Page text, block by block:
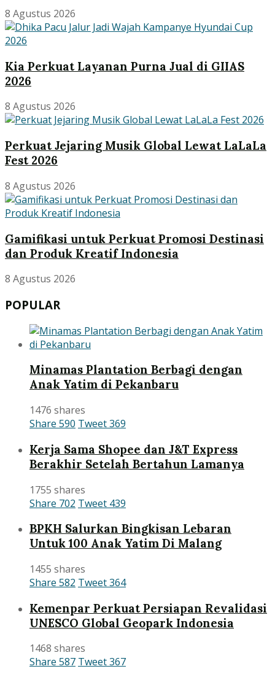
8 Agustus 2026
Kia Perkuat Layanan Purna Jual di GIIAS
2026
8 Agustus 2026
Perkuat Jejaring Musik Global Lewat LaLaLa
Fest 2026
8 Agustus 2026
Gamifikasi untuk Perkuat Promosi Destinasi
dan Produk Kreatif Indonesia
8 Agustus 2026
POPULAR
Minamas Plantation Berbagi dengan
Anak Yatim di Pekanbaru
1476 shares
Share 590 Tweet369
Kerja Sama Shopee dan J&T Express
Berakhir Setelah Bertahun Lamanya
1755 shares
Share 702 Tweet 439
BPKH Salurkan Bingkisan Lebaran
Untuk 100 Anak Yatim Di Malang
1455 shares
Share 582 Tweet364
Kemenpar Perkuat Persiapan Revalidasi
UNESCO Global Geopark Indonesia
1468 shares
Share 587 Tweet367